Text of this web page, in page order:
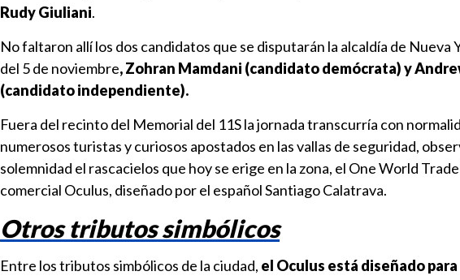
Rudy Giuliani.
No faltaron allí los dos candidatos que se disputarán la alcaldía de Nueva
del 5 de noviembre, Zohran Mamdani (candidato demócrata) y
(candidato independiente).
Fuera del recinto del Memorial del 11S la jornada transcurría con
numerosos turistas y curiosos apostados en las vallas de seguridad,
solemnidad el rascacielos que hoy se erige en la zona, el One World
comercial Oculus, diseñado por el español Santiago Calatrava.
Otros tributos simbólicos
Entre los tributos simbólicos de la ciudad, el Oculus está diseñado